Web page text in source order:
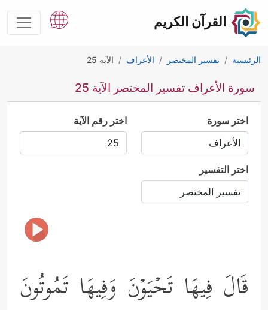
القرآن الكريم
الرئيسية تفسير المختصر الأعراف الآية 25
سورة الأعراف تفسير المختصر الآية 25
اختر سورة اختر رقم الآية
اختر التفسير
قَالَ فِیهَا تَحۡیَوۡنَ وَفِیهَا تَمُوتُونَ